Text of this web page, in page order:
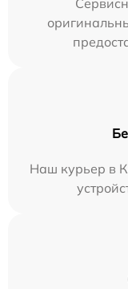
Наш курьер в